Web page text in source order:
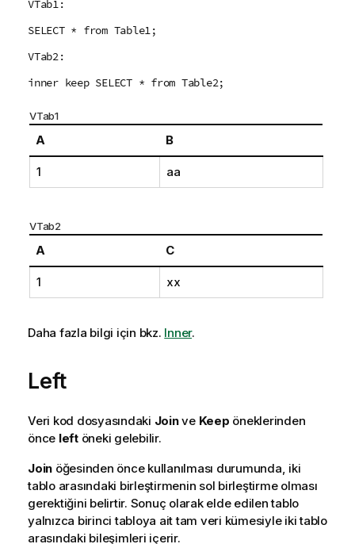
VTab1:
SELECT * from Table1;
VTab2:
inner keep SELECT * from Table2;
VTab1
A B
1 aa
VTab2
A C
1 xx
Daha fazla bilgi için bkz. Inner.
Left
Veri kod dosyasındaki Joinve Keep öneklerinden
önce leftöneki gelebilir.
Join öğesinden önce kullanılması durumunda, iki
tablo arasındaki birleştirmenin sol birleştirme olması
gerektiğini belirtir. Sonuç olarak elde edilen tablo
yalnızca birinci tabloya ait tam veri kümesiyle iki tablo
arasındaki bileşimleri içerir.